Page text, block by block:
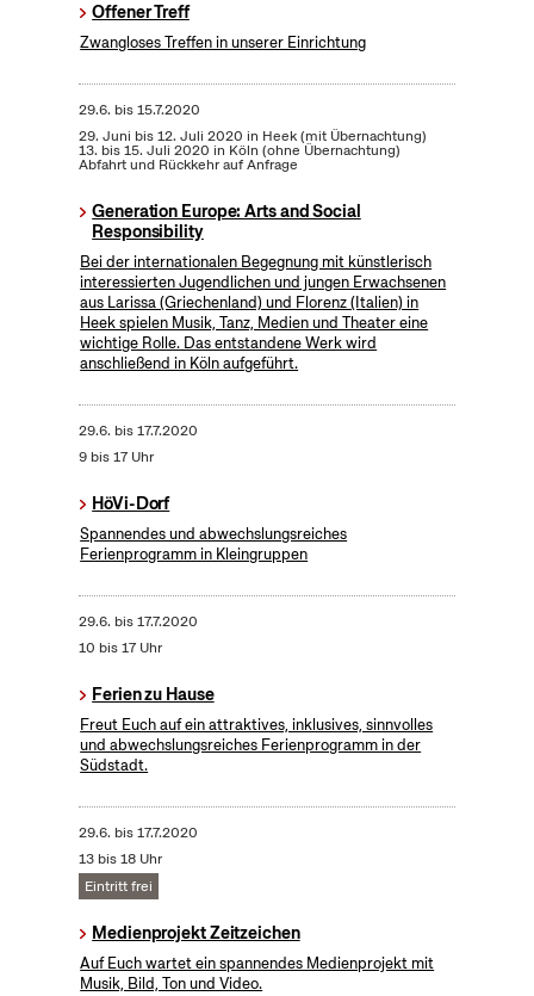
Offener Treff
Zwangloses Treffen in unserer Einrichtung
29.6. bis15.7.2020
29. Juni bis 12. Juli 2020 in Heek (mit Übernachtung)
13. bis 15. Juli 2020 in Köln (ohne Übernachtung)
Abfahrt und Rückkehr auf Anfrage
Generation Europe: Arts and Social
Responsibility
Bei der internationalen Begegnung mit künstlerisch
interessierten Jugendlichen und jungen Erwachsenen
aus Larissa (Griechenland) und Florenz (Italien) in
Heek spielen Musik, Tanz, Medien und Theater eine
wichtige Rolle. Das entstandene Werk wird
anschließend in Köln aufgeführt.
29.6. bis17.7.2020
9 bis 17 Uhr
HöVi-Dorf
Spannendes und abwechslungsreiches
Ferienprogramm in Kleingruppen
29.6. bis17.7.2020
10 bis 17 Uhr
Ferien zu Hause
Freut Euch auf ein attraktives, inklusives, sinnvolles
und abwechslungsreiches Ferienprogramm in der
Südstadt.
29.6. bis17.7.2020
13 bis 18 Uhr
Eintritt frei
Medienprojekt Zeitzeichen
Auf Euch wartet ein spannendes Medienprojekt mit
Musik, Bild, Ton und Video.